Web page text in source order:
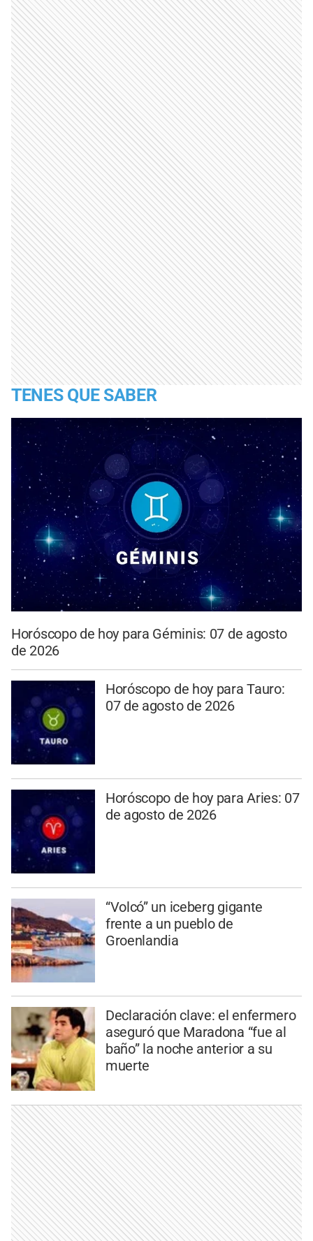
TENES QUE SABER
Horóscopo de hoy para Géminis: 07 de agosto
de 2026
Horóscopo de hoy para Tauro:
07 de agosto de 2026
Horóscopo de hoy para Aries: 07
de agosto de 2026
“Volcó” un iceberg gigante
frente a un pueblo de
Groenlandia
Declaración clave: el enfermero
aseguró que Maradona “fue al
baño” la noche anterior a su
muerte